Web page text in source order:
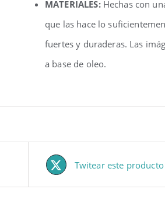
MATERIALES: Hechas con
que las hace lo
fuertes y duraderas. Las
a base de oleo.
Twitear este producto